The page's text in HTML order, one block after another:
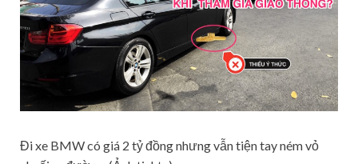
Đi xe BMW có giá 2 tỷ đồng nhưng vẫn tiện tay ném vỏ